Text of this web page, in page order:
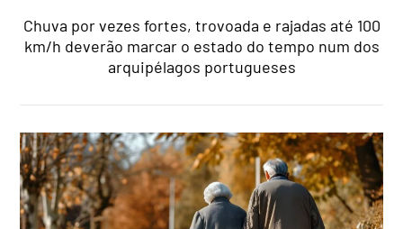
Chuva por vezes fortes, trovoada e rajadas até 100
km/h deverão marcar o estado do tempo num dos
arquipélagos portugueses